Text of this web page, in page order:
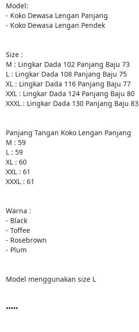
Model:
- Koko Dewasa Lengan Panjang
- Koko Dewasa Lengan Pendek
Size :
M : Lingkar Dada 102 Panjang Baju 73
L : Lingkar Dada 108 Panjang Baju 75
XL : Lingkar Dada 116 Panjang Baju 77
XXL : Lingkar Dada 124 Panjang Baju 80
XXXL : Lingkar Dada 130 Panjang Baju 83
Panjang Tangan Koko Lengan Panjang
M : 59
L : 59
XL : 60
XXL : 61
XXXL : 61
Warna :
- Black
- Toffee
- Rosebrown
- Plum
Model menggunakan size L
•••••